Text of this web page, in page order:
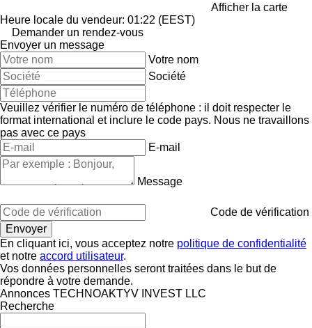
Afficher la carte
Heure locale du vendeur: 01:22 (EEST)
Demander un rendez-vous
Envoyer un message
Votre nom
Société
Veuillez vérifier le numéro de téléphone : il doit respecter le
format international et inclure le code pays. Nous ne travaillons
pas avec ce pays
E-mail
Message
Code de vérification
En cliquant ici, vous acceptez notre politique de confidentialité
et notre accord utilisateur.
Vos données personnelles seront traitées dans le but de
répondre à votre demande.
Annonces TECHNOAKTYV INVEST LLC
Recherche